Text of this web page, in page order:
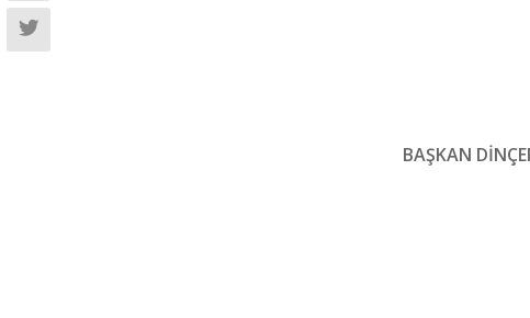
BAŞKAN